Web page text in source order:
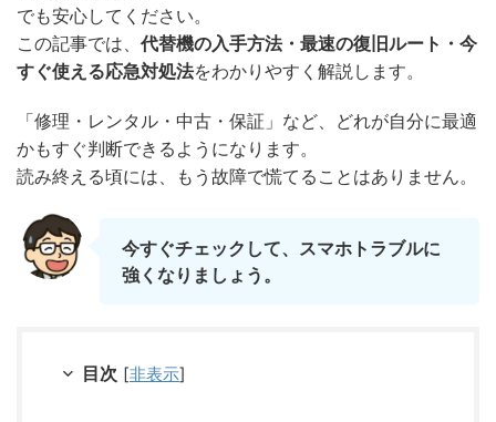
でも安心してください。
この記事では、 代替機の入手方法・最速の復旧ルート・今
すぐ使える応急対処法をわかりやすく解説します。
「修理・レンタル・中古・保証」など、どれが自分に最適
かもすぐ判断できるようになります。
読み終える頃には、もう故障で慌てることはありません。
今すぐチェックして、スマホトラブルに
強くなりましょう。
目次 [非表示]